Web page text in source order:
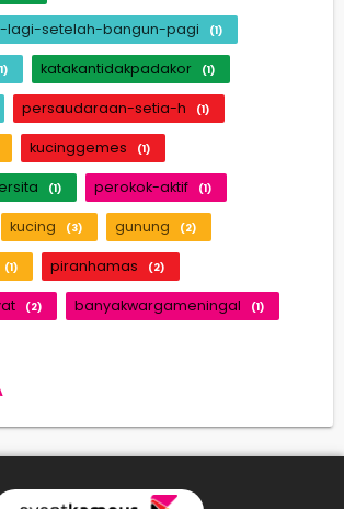
lagi-setelah-bangun-pagi (1)
katakantidakpadakor (1)
persaudaraan-setia-h (1)
kucinggemes (1)
(1) perokok-aktif (1)
kucing (3) gunung (2)
(1) piranhamas (2)
(2) banyakwargameningal (1)